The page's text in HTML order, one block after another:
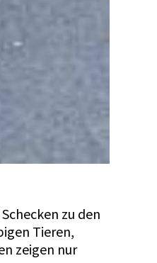
zu den
Tieren,
zeigen nur